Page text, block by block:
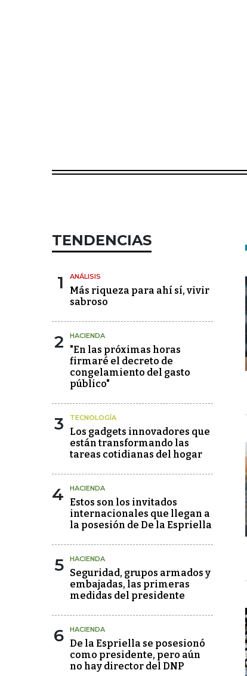
TENDENCIAS
1 ANÁLISIS
Más riqueza para ahí sí, vivir
sabroso
2 HACIENDA
"En las próximas horas
firmaré el decreto de
congelamiento del gasto
público"
3 TECNOLOGÍA
Los gadgets innovadores que
están transformando las
tareas cotidianas del hogar
4 HACIENDA
Estos son los invitados
internacionales que llegan a
la posesión de De la Espriella
5 HACIENDA
Seguridad, grupos armados y
embajadas, las primeras
medidas del presidente
6 HACIENDA
De la Espriella se posesionó
como presidente, pero aún
no hay director del DNP